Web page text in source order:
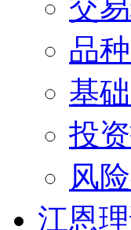
交
品
基
投
风
江恩